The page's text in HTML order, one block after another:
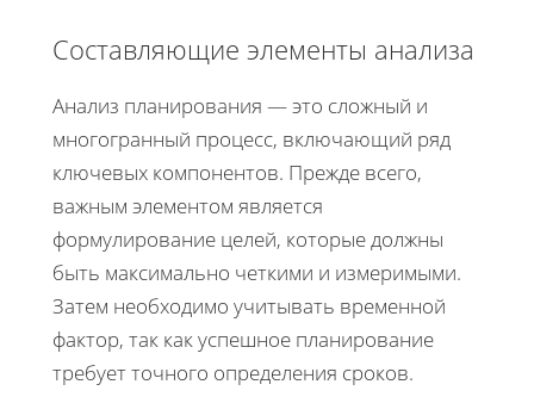
Составляющие элементы анализа
Анализ планирования — это сложный и
многогранный процесс, включающий ряд
ключевых компонентов. Прежде всего,
важным элементом является
формулирование целей, которые должны
быть максимально четкими и измеримыми.
Затем необходимо учитывать временной
фактор, так как успешное планирование
требует точного определения сроков.